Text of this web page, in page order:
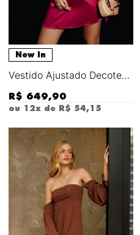
New In
Vestido Ajustado Decote
Curto
R$ 649,90
ou 12x de R$ 54,15